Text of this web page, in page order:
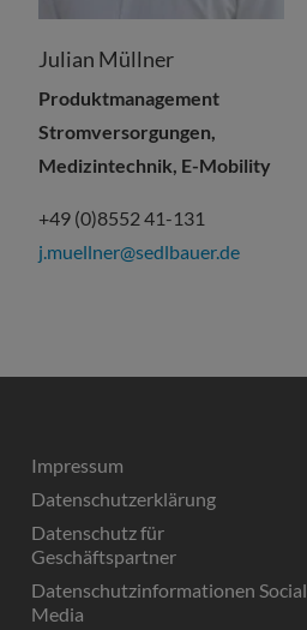
Julian Müllner
Produktmanagement
Stromversorgungen,
Medizintechnik, E-Mobility
+49 (0)8552 41-131
j.muellner@sedlbauer.de
Impressum
Datenschutzerklärung
Datenschutz für
Geschäftspartner
Datenschutzinformationen Social
Media